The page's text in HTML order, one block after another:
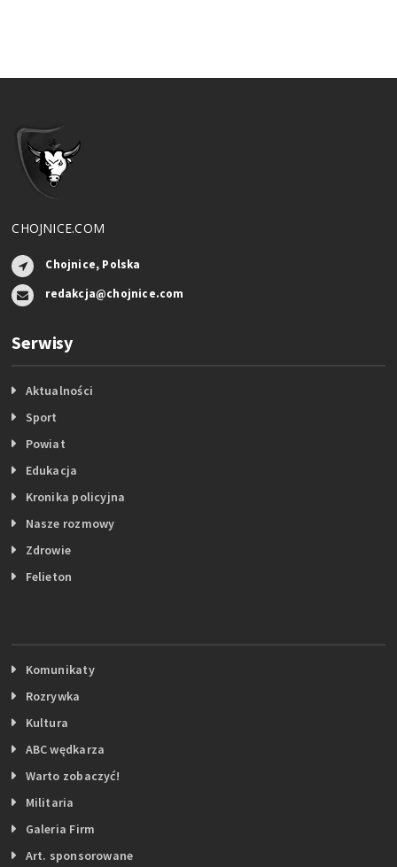
CHOJNICE.COM
Chojnice, Polska
redakcja@chojnice.com
Serwisy
Aktualności
Sport
Powiat
Edukacja
Kronika policyjna
Nasze rozmowy
Zdrowie
Felieton
Komunikaty
Rozrywka
Kultura
ABC wędkarza
Warto zobaczyć!
Militaria
Galeria Firm
Art. sponsorowane